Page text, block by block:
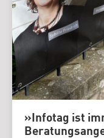
»Infotag ist